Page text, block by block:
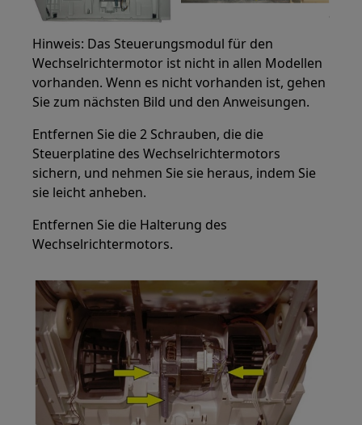
Hinweis: Das Steuerungsmodul für den
Wechselrichtermotor ist nicht in allen Modellen
vorhanden. Wenn es nicht vorhanden ist, gehen
Sie zum nächsten Bild und den Anweisungen.
Entfernen Sie die 2 Schrauben, die die
Steuerplatine des Wechselrichtermotors
sichern, und nehmen Sie sie heraus, indem Sie
sie leicht anheben.
Entfernen Sie die Halterung des
Wechselrichtermotors.